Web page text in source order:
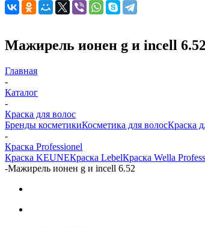
Мажирель ионен g и incell 6.52
Главная
-
Каталог
-
Краска для волос
Бренды косметикиКосметика для волосКраска
-
Краска Professionel
Краска KEUNEКраска LebelКраска Wella
-Мажирель ионен g и incell 6.52